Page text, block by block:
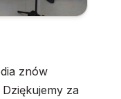
znów
za